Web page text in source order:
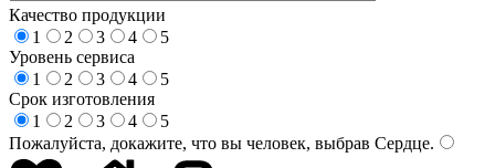
Качество продукции
1
2 3 4
5
Уровень сервиса
1
2 3 4
5
Срок изготовления
1
2 3 4
5
Пожалуйста, докажите, что вы человек, выбрав Сердце.